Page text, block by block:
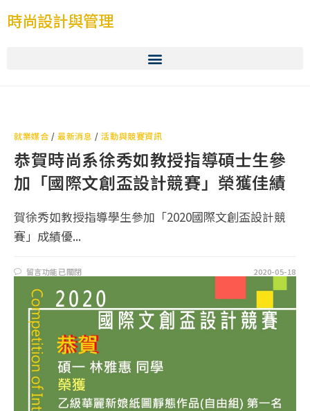
時尚設計與管理
就業媒合 /最新消息 /活動與競賽資訊
恭賀時尚系徐秀如教授指導碩士生參
加「國際文創盃設計競賽」榮獲佳績
賀徐秀如教授指導學生參加「2020國際文創盃設計競
賽」成績優...
留言功能已關閉 2020-05-18